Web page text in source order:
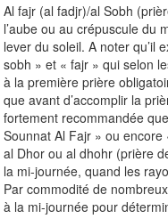
Al fajr (al fadjr)/al Sobh
l’aube ou au crépuscule du
lever du soleil. A noter qu’il
sobh » et « fajr » qui selon
à la première prière
que avant d’accomplir la
fortement recommandée
Sounnat Al Fajr » ou encore
al Dhor ou al dhohr (prière
la mi-journée, quand les
Par commodité de
à la mi-journée pour